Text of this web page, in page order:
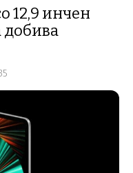
12,9 инчен
добива